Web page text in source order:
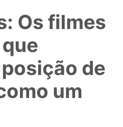
Os filmes
de
um